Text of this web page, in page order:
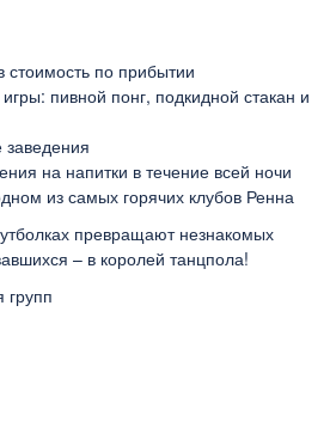
по прибытии
пивной понг, подкидной стакан и
заведения
на напитки в течение всей ночи
из самых горячих клубов Ренна
превращают незнакомых
– в королей танцпола!
групп